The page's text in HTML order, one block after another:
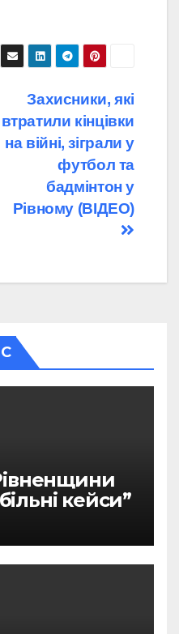
Захисники, які
втратили кінцівки
на війні, зіграли у
футбол та
бадмінтон у
Рівному (ВІДЕО)
кейси”